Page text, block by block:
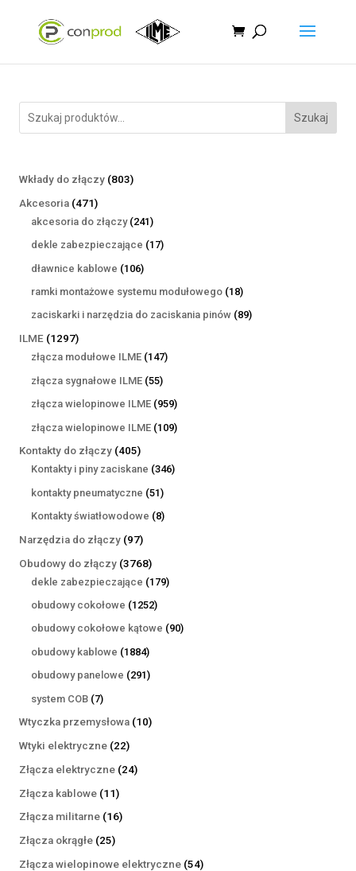
Szukaj
Wkłady do złączy 803803
Akcesoria 471471
produktów
akcesoria do złączy 241241
produktów
dekle zabezpieczające 1717
dławnice kablowe 106106
produktów
ramki montażowe systemu modułowego 1818
produktów
zaciskarki i narzędzia do zaciskania pinów 8989
ILME 12971297
produktów
złącza modułowe ILME 147147
złącza sygnałowe ILME 5555
produktów
złącza wielopinowe ILME 959959
produktów
złącza wielopinowe ILME 109109
Kontakty do złączy 405405
produktów
Kontakty i piny zaciskane 346346
kontakty pneumatyczne 5151
produktów
Kontakty światłowodowe 88
Narzędzia do złączy 9797
produktów
Obudowy do złączy 37683768
produktów
dekle zabezpieczające 179179
obudowy cokołowe 12521252
produkty
obudowy cokołowe kątowe 9090
obudowy kablowe 18841884
produkty
obudowy panelowe 291291
system COB 77
produktów
Wtyczka przemysłowa 1010
Wtyki elektryczne 2222
produkty
Złącza elektryczne 2424
Złącza kablowe 1111
produktów
Złącza militarne 1616
Złącza okrągłe 2525
produktów
Złącza wielopinowe elektryczne 5454